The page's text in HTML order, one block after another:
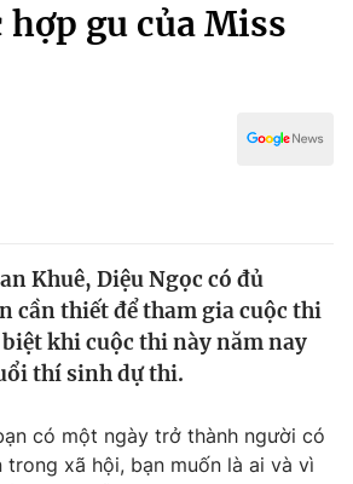
trí
hợp gu của Miss
Khuê, Diệu Ngọc có đủ
cần thiết để tham gia cuộc thi
khi cuộc thi này năm nay
thí sinh dự thi.
có một ngày trở thành người có
trong xã hội, bạn muốn là ai và vì